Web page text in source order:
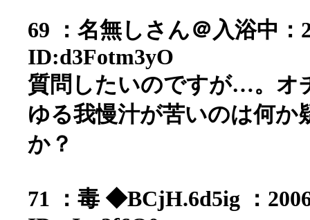
69 ：名無しさん＠入浴中：
ID:d3Fotm3yO
質問したいのですが…。オ
ゆる我慢汁が苦いのは何か
か？
71 ：毒 ◆BCjH.6d5ig ：